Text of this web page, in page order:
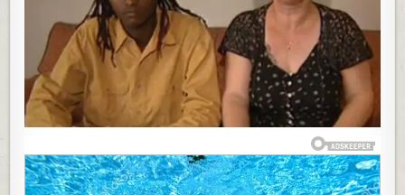
DECE
ZBOG
MASAI
RATNIKA:
“NAPRAVILA
SAM
OGROMNU
GREŠKU,
BILA
SAM
KARTA
ZA